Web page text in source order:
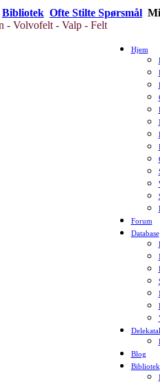
Bibliotek Ofte Stilte Spørsmål
- Volvofelt - Valp - Felt
Hjem
Forum
Database
Blog
Bibliotek